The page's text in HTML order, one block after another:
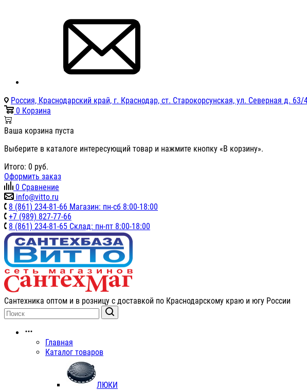
Россия, Краснодарский край, г. Краснодар, ст. Старокорсунская, ул. Северная д. 63/
0 Корзина
Ваша корзина пуста
Выберите в каталоге интересующий товар и нажмите кнопку «В корзину».
Итого: 0 руб.
Оформить заказ
0 Сравнение
info@vitto.ru
8 (861) 234-81-66 Магазин: пн-сб 8:00-18:00
+7 (989) 827-77-66
8 (861) 234-81-65 Склад: пн-пт 8:00-18:00
Сантехника оптом и в розницу с доставкой по Краснодарскому краю и югу России
Главная
Каталог товаров
ЛЮКИ